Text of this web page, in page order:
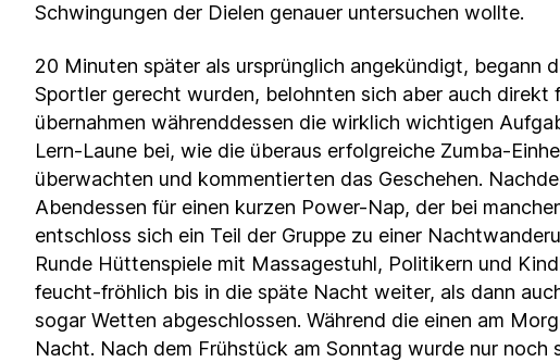
Schwingungen der Dielen genauer untersuchen wollte.
20 Minuten später als ursprünglich angekündigt, begann
Sportler gerecht wurden, belohnten sich aber auch
übernahmen währenddessen die wirklich wichtigen
Lern-Laune bei, wie die überaus erfolgreiche Zumba-
überwachten und kommentierten das Geschehen.
Abendessen für einen kurzen Power-Nap, der bei
entschloss sich ein Teil der Gruppe zu einer
Runde Hüttenspiele mit Massagestuhl, Politikern und
feucht-fröhlich bis in die späte Nacht weiter, als dann
sogar Wetten abgeschlossen. Während die einen am
Nacht. Nach dem Frühstück am Sonntag wurde nur